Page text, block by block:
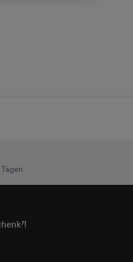
verwenden
auszuspielen.
Technologie in
Kennung
zu erfassen.
Dritten betrieben
speziell zur